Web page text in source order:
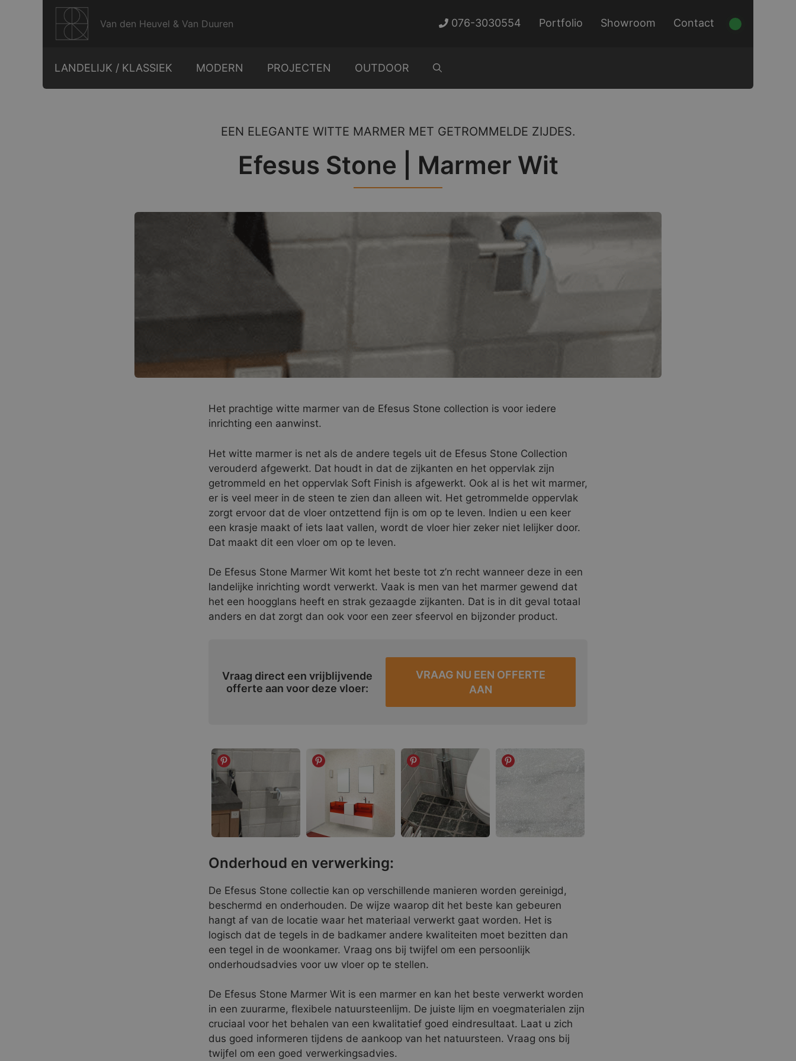
Van den Heuvel & Van Duuren 076-3030554 Portfolio Showroom Contact
LANDELIJK / KLASSIEK MODERN PROJECTEN OUTDOOR
EEN ELEGANTE WITTE MARMER MET GETROMMELDE ZIJDES.
Efesus Stone | Marmer Wit
Het prachtige witte marmer van de Efesus Stone collection is voor iedere
inrichting een aanwinst.
Het witte marmer is net als de andere tegels uit de Efesus Stone Collection
verouderd afgewerkt. Dat houdt in dat de zijkanten en het oppervlak zijn
getrommeld en het oppervlak Soft Finish is afgewerkt. Ook al is het wit marmer,
er is veel meer in de steen te zien dan alleen wit. Het getrommelde oppervlak
zorgt ervoor dat de vloer ontzettend fijn is om op te leven. Indien u een keer
een krasje maakt of iets laat vallen, wordt de vloer hier zeker niet lelijker door.
Dat maakt dit een vloer om op te leven.
De Efesus Stone Marmer Wit komt het beste tot z’n recht wanneer deze in een
landelijke inrichting wordt verwerkt. Vaak is men van het marmer gewend dat
het een hoogglans heeft en strak gezaagde zijkanten. Dat is in dit geval totaal
anders en dat zorgt dan ook voor een zeer sfeervol en bijzonder product.
Vraag direct een vrijblijvende
offerte aan voor deze vloer:
VRAAG NU EEN OFFERTE
AAN
Onderhoud en verwerking:
De Efesus Stone collectie kan op verschillende manieren worden gereinigd,
beschermd en onderhouden. De wijze waarop dit het beste kan gebeuren
hangt af van de locatie waar het materiaal verwerkt gaat worden. Het is
logisch dat de tegels in de badkamer andere kwaliteiten moet bezitten dan
een tegel in de woonkamer. Vraag ons bij twijfel om een persoonlijk
onderhoudsadvies voor uw vloer op te stellen.
De Efesus Stone Marmer Wit is een marmer en kan het beste verwerkt worden
in een zuurarme, flexibele natuursteenlijm. De juiste lijm en voegmaterialen zijn
cruciaal voor het behalen van een kwalitatief goed eindresultaat. Laat u zich
dus goed informeren tijdens de aankoop van het natuursteen. Vraag ons bij
twijfel om een goed verwerkingsadvies.